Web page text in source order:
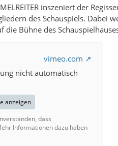
inszeniert der
des Schauspiels. Dabei
Bühne des
vimeo.com
nicht automatisch
anzeigen
dass
Informationen dazu haben